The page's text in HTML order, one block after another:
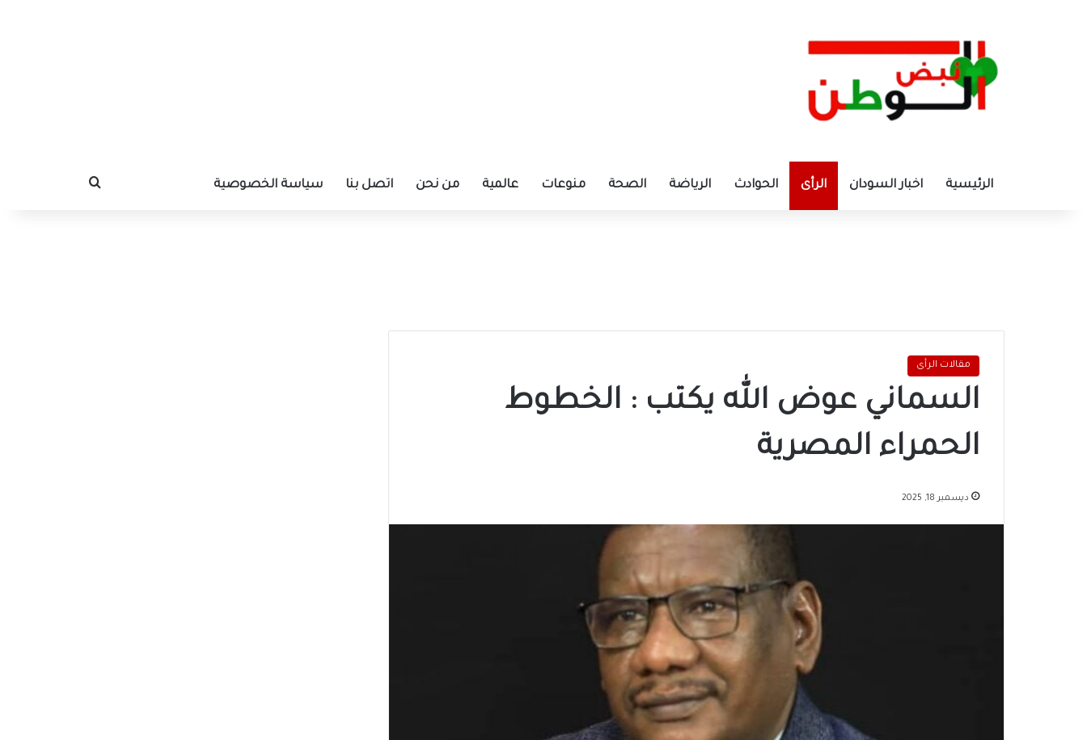
الرئيسية اخبار السودان الرأى الحوادث الرياضة الصحة منوعات عالمية من نحن اتصل بنا سياسة الخصوصية بحث عن
مقالات الرأى
السماني عوض الله يكتب : الخطوط
الحمراء المصرية
ديسمبر 18, 2025